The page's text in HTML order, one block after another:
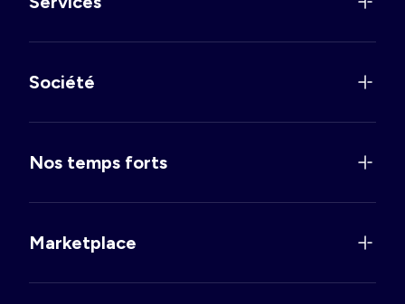
Société
Nos temps forts
Marketplace